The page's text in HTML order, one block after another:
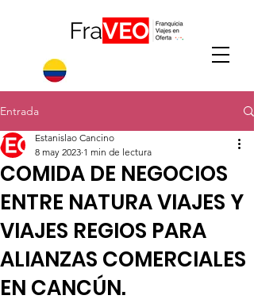
Entrada
COMIDA DE NEGOCIOS
ENTRE NATURA VIAJES Y
VIAJES REGIOS PARA
ALIANZAS COMERCIALES
EN CANCÚN.
Estanislao Cancino
8 may 2023 1 min de lectura